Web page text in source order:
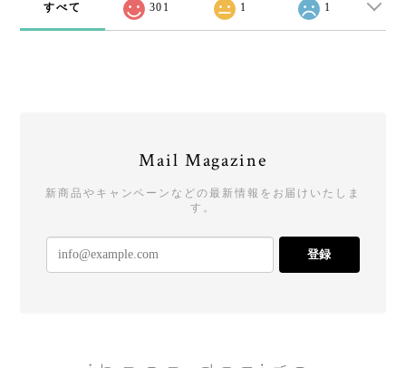
すべて 301 1 1
Mail Magazine
新商品やキャンペーンなどの最新情報をお届けいたしま
す。
登録